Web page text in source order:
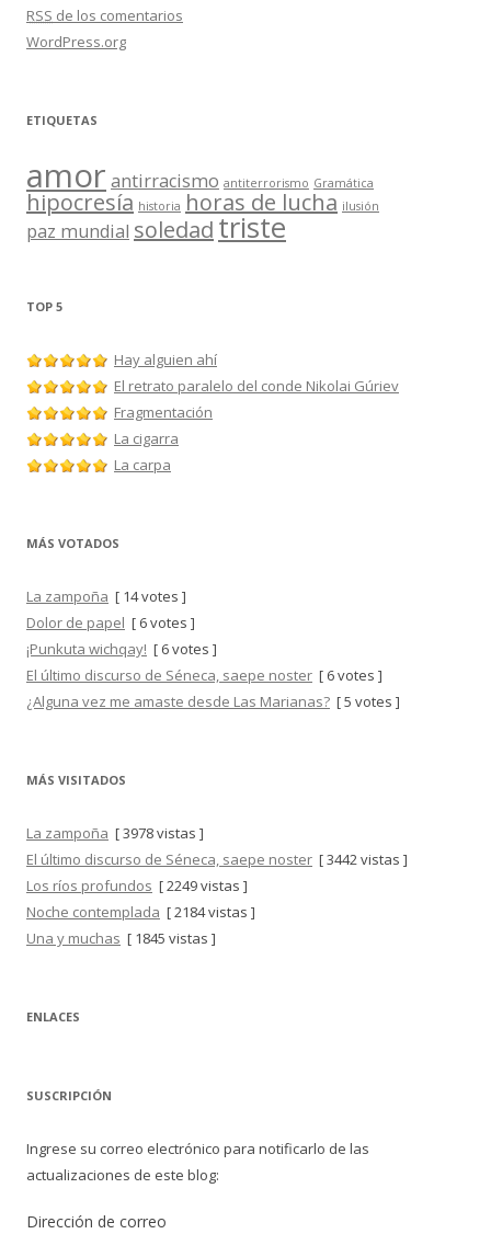
RSS de los comentarios
WordPress.org
ETIQUETAS
amor antirracismo antiterrorismo Gramática
hipocresía historia horas de lucha ilusión
paz mundial soledad triste
TOP 5
Hay alguien ahí
El retrato paralelo del conde Nikolai Gúriev
Fragmentación
La cigarra
La carpa
MÁS VOTADOS
La zampoña [ 14 votes ]
Dolor de papel [ 6 votes ]
¡Punkuta wichqay! [ 6 votes ]
El último discurso de Séneca, saepe noster [ 6 votes ]
¿Alguna vez me amaste desde Las Marianas? [ 5 votes ]
MÁS VISITADOS
La zampoña [ 3978 vistas ]
El último discurso de Séneca, saepe noster [ 3442 vistas ]
Los ríos profundos [ 2249 vistas ]
Noche contemplada [ 2184 vistas ]
Una y muchas [ 1845 vistas ]
ENLACES
SUSCRIPCIÓN
Ingrese su correo electrónico para notificarlo de las
actualizaciones de este blog:
Dirección de correo